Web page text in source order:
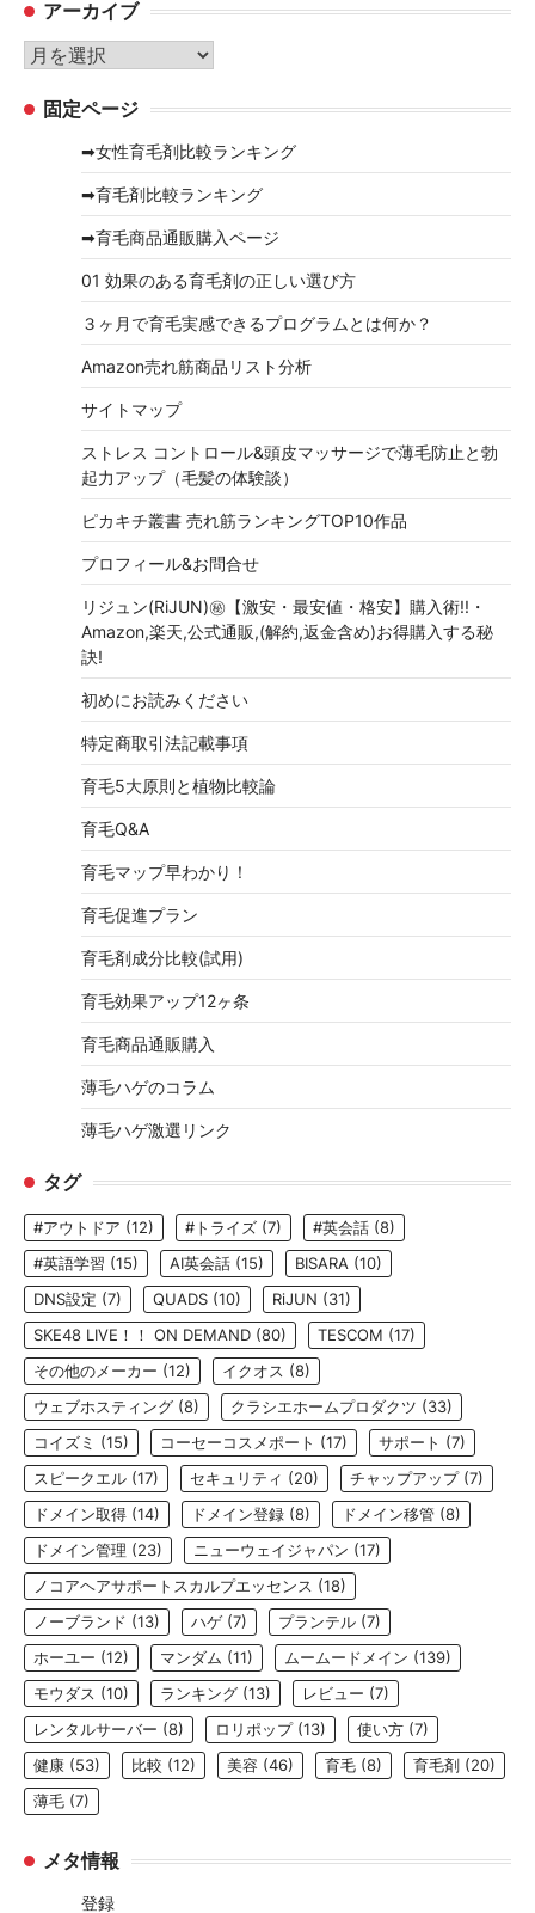
ゴ
リ
ー
アーカイブ
ア
カ 固定ページ
➡女性育毛剤比較ランキング
➡育毛剤比較ランキング
➡育毛商品通販購入ページ
01 効果のある育毛剤の正しい選び方
３ヶ月で育毛実感できるプログラムとは何か？
Amazon売れ筋商品リスト分析
サイトマップ
ストレス コントロール&頭皮マッサージで薄毛防止と勃
起力アップ（毛髪の体験談）
ピカキチ叢書 売れ筋ランキングTOP10作品
プロフィール&お問合せ
リジュン(RiJUN)㊙【激安・最安値・格安】購入術!!・
Amazon,楽天,公式通販,(解約,返金含め)お得購入する秘
訣!
初めにお読みください
特定商取引法記載事項
育毛5大原則と植物比較論
育毛Q&A
育毛マップ早わかり！
育毛促進プラン
育毛剤成分比較(試用)
育毛効果アップ12ヶ条
育毛商品通販購入
薄毛ハゲのコラム
薄毛ハゲ激選リンク
タグ
#アウトドア (12) #トライズ (7) #英会話 (8)
#英語学習 (15) AI英会話 (15) BISARA (10)
DNS設定 (7) QUADS (10) RiJUN (31)
SKE48 LIVE！！ ON DEMAND (80) TESCOM (17)
その他のメーカー (12) イクオス (8)
ウェブホスティング (8) クラシエホームプロダクツ (33)
コイズミ (15) コーセーコスメポート (17) サポート (7)
スピークエル (17) セキュリティ (20) チャップアップ(7)
ドメイン取得 (14) ドメイン登録 (8) ドメイン移管 (8)
ドメイン管理 (23) ニューウェイジャパン (17)
ノコアヘアサポートスカルプエッセンス (18)
ノーブランド (13) ハゲ (7) プランテル (7)
ホーユー (12) マンダム (11) ムームードメイン (139)
モウダス (10) ランキング (13) レビュー (7)
レンタルサーバー (8) ロリポップ(13) 使い方 (7)
健康 (53) 比較 (12) 美容 (46) 育毛 (8) 育毛剤 (20)
薄毛 (7)
メタ情報
登録